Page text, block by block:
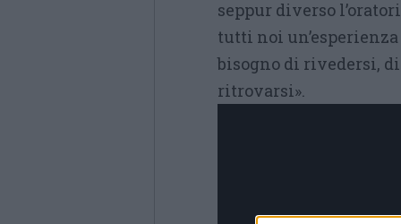
seppur diverso
tutti noi
bisogno di rivedersi,
ritrovarsi».